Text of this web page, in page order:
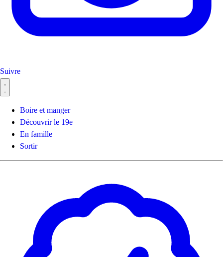
Suivre
Boire et manger
Découvrir le 19e
En famille
Sortir